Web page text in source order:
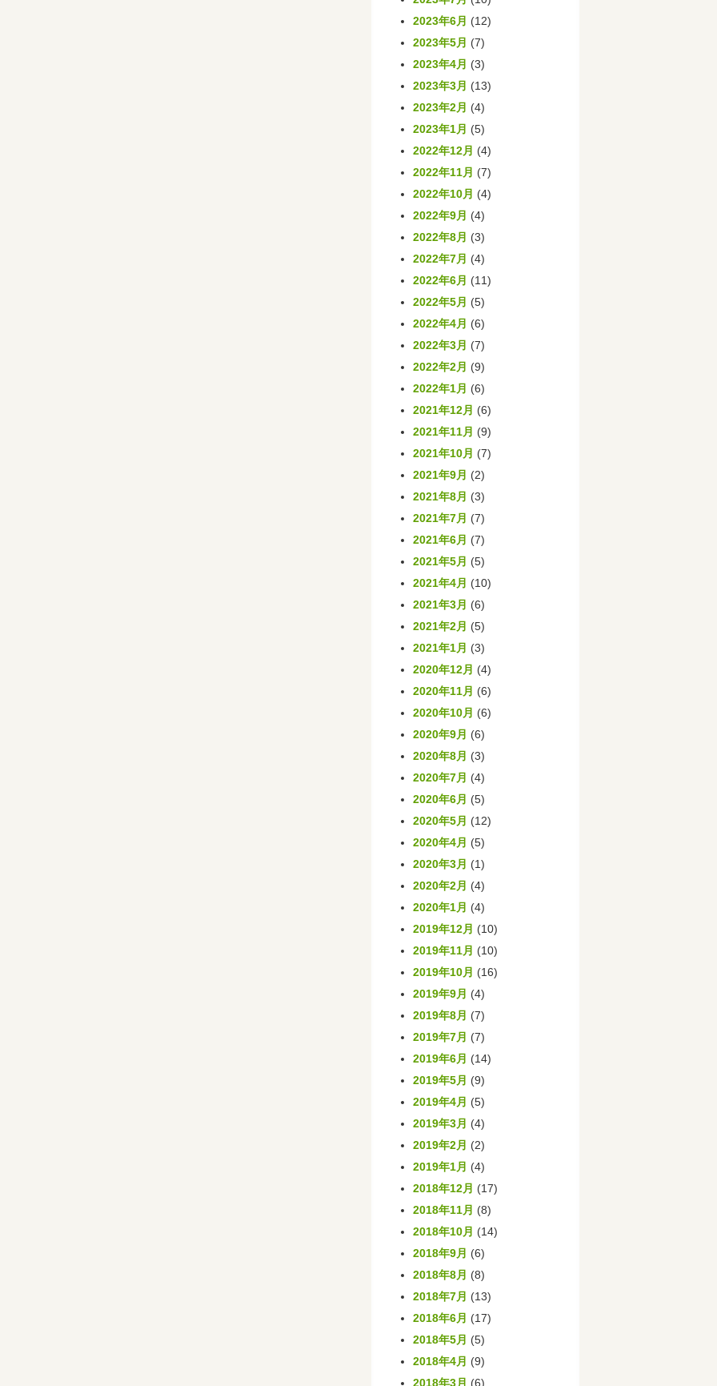
2023年6月 (12)
2023年5月 (7)
2023年4月 (3)
2023年3月 (13)
2023年2月 (4)
2023年1月 (5)
2022年12月 (4)
2022年11月 (7)
2022年10月 (4)
2022年9月 (4)
2022年8月 (3)
2022年7月 (4)
2022年6月 (11)
2022年5月 (5)
2022年4月 (6)
2022年3月 (7)
2022年2月 (9)
2022年1月 (6)
2021年12月 (6)
2021年11月 (9)
2021年10月 (7)
2021年9月 (2)
2021年8月 (3)
2021年7月 (7)
2021年6月 (7)
2021年5月 (5)
2021年4月 (10)
2021年3月 (6)
2021年2月 (5)
2021年1月 (3)
2020年12月 (4)
2020年11月 (6)
2020年10月 (6)
2020年9月 (6)
2020年8月 (3)
2020年7月 (4)
2020年6月 (5)
2020年5月 (12)
2020年4月 (5)
2020年3月 (1)
2020年2月 (4)
2020年1月 (4)
2019年12月 (10)
2019年11月 (10)
2019年10月 (16)
2019年9月 (4)
2019年8月 (7)
2019年7月 (7)
2019年6月 (14)
2019年5月 (9)
2019年4月 (5)
2019年3月 (4)
2019年2月 (2)
2019年1月 (4)
2018年12月 (17)
2018年11月 (8)
2018年10月 (14)
2018年9月 (6)
2018年8月 (8)
2018年7月 (13)
2018年6月 (17)
2018年5月 (5)
2018年4月 (9)
2018年3月 (6)